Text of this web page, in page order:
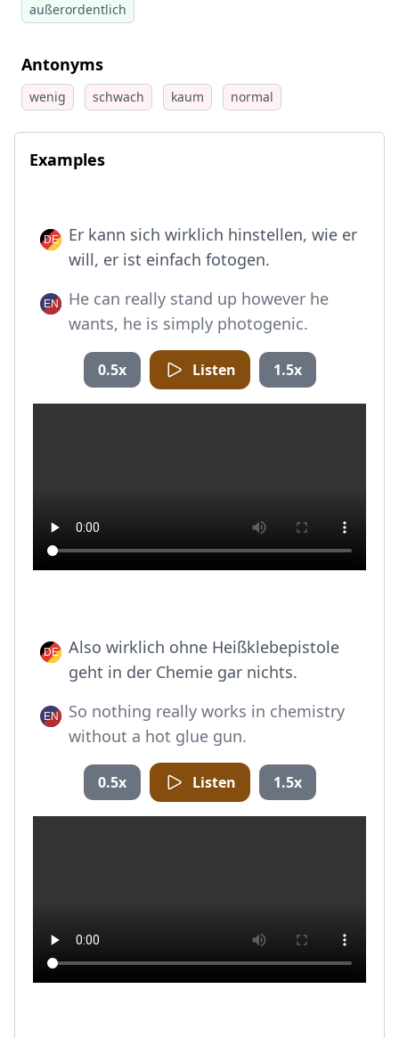
außerordentlich
Antonyms
wenig schwach kaum normal
Examples
Er kann sich wirklich hinstellen, wie er
will, er ist einfach fotogen.
He can really stand up however he
wants, he is simply photogenic.
0.5x Listen 1.5x
Also wirklich ohne Heißklebepistole
geht in der Chemie gar nichts.
So nothing really works in chemistry
without a hot glue gun.
0.5x Listen 1.5x